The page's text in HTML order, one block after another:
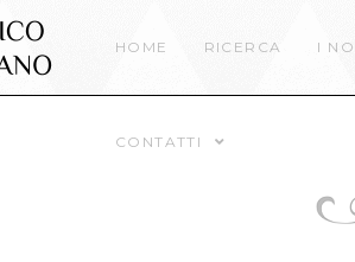
HOME RICERCA I
CONTATTI